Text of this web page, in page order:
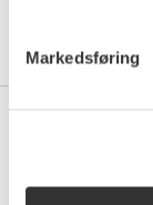
Markedsføring
Grev Wedels